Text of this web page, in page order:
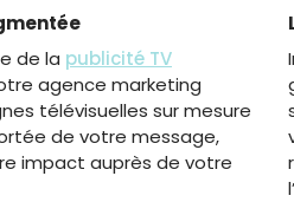
de la publicité TV
agence marketing
télévisuelles sur mesure
de votre message,
impact auprès de votre